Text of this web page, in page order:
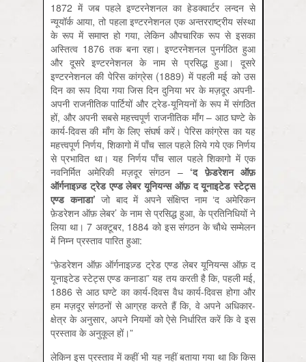
1872 में जब पहले इण्टरनेशनल का हेडक्वार्टर लन्दन से
न्यूयॉर्क आया, तो पहला इण्टरनेशनल एक अन्तरराष्ट्रीय संस्था
के रूप में समाप्त हो गया, लेकिन औपचारिक रूप से इसका
अस्तित्व 1876 तक बना रहा। इण्टरनेशनल पुनर्गठित हुआ
और दूसरे इण्टरनेशनल के नाम से प्रसिद्ध हुआ। दूसरे
इण्टरनेशनल की पेरिस कांग्रेस (1889) में पहली मई को उस
दिन का रूप दिया गया जिस दिन दुनिया भर के मज़दूर अपनी-
अपनी राजनीतिक पार्टियों और ट्रेड-यूनियनों के रूप में संगठित
हों, और अपनी सबसे महत्त्वपूर्ण राजनीतिक माँग – आठ घण्टे के
कार्य-दिवस की माँग के लिए संघर्ष करें। पेरिस कांग्रेस का यह
महत्त्वपूर्ण निर्णय, शिकागो में पाँच साल पहले लिये गये एक निर्णय
से प्रभावित था। यह निर्णय पाँच साल पहले शिकागो में एक
नवनिर्मित अमेरिकी मज़दूर संगठन – ‘द फ़ेडरेशन ऑफ़
ऑर्गनाइज़्ड ट्रेड एण्ड लेबर यूनियन्स ऑफ़ द यूनाइटेड स्टेट्स
एण्ड कनाडा’ जो बाद में अपने संक्षिप्त नाम ‘द अमेरिकन
फ़ेडरेशन ऑफ़ लेबर’ के नाम से प्रसिद्ध हुआ, के प्रतिनिधियों ने
लिया था। 7 अक्टूबर, 1884 को इस संगठन के चौथे सम्मेलन
में निम्न प्रस्ताव पारित हुआ:
“फ़ेडरेशन ऑफ़ ऑर्गनाइज़्ड ट्रेड एण्ड लेबर यूनियन्स ऑफ़ द
यूनाइटेड स्टेट्स एण्ड कनाडा” यह तय करती है कि, पहली मई,
1886 से आठ घण्टे का कार्य-दिवस वैध कार्य-दिवस होगा और
हम मज़दूर संगठनों से आग्रह करते हैं कि, वे अपने अधिकार-
क्षेत्र के अनुसार, अपने नियमों को ऐसे निर्धारित करें कि वे इस
प्रस्ताव के अनुकूल हों।”
लेकिन इस प्रस्ताव में कहीं भी यह नहीं बताया गया था कि किस